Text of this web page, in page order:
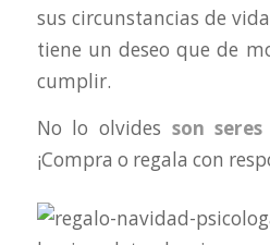
sus circunstancias de
tiene un deseo que de
cumplir.
No lo olvides son
¡Compra o regala con